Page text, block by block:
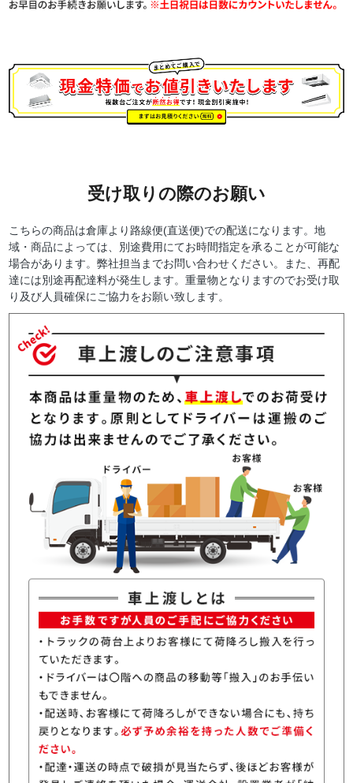
受け取りの際のお願い
こちらの商品は倉庫より路線便(直送便)での配送になります。地
域・商品によっては、別途費用にてお時間指定を承ることが可能な
場合があります。弊社担当までお問い合わせください。また、再配
達には別途再配達料が発生します。重量物となりますのでお受け取
り及び人員確保にご協力をお願い致します。